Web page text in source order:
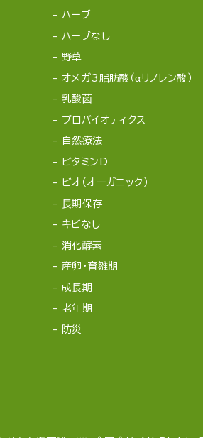
ハーブ
ハーブなし
野草
オメガ3脂肪酸（αリノレン酸）
乳酸菌
プロバイオティクス
自然療法
ビタミンD
ビオ（オーガニック）
長期保存
キビなし
消化酵素
産卵・育雛期
成長期
老年期
防災